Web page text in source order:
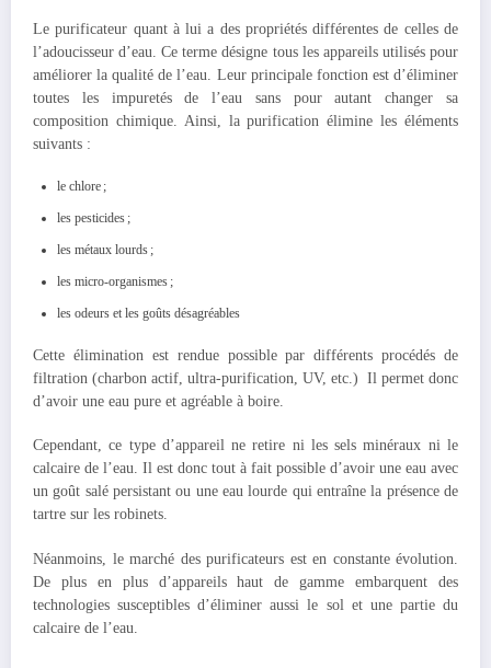
Le purificateur quant à lui a des propriétés différentes de celles de
l’adoucisseur d’eau. Ce terme désigne tous les appareils utilisés pour
améliorer la qualité de l’eau. Leur principale fonction est d’éliminer
toutes les impuretés de l’eau sans pour autant changer sa
composition chimique. Ainsi, la purification élimine les éléments
suivants :
le chlore ;
les pesticides ;
les métaux lourds ;
les micro-organismes ;
les odeurs et les goûts désagréables
Cette élimination est rendue possible par différents procédés de
filtration (charbon actif, ultra-purification, UV, etc.) Il permet donc
d’avoir une eau pure et agréable à boire.
Cependant, ce type d’appareil ne retire ni les sels minéraux ni le
calcaire de l’eau. Il est donc tout à fait possible d’avoir une eau avec
un goût salé persistant ou une eau lourde qui entraîne la présence de
tartre sur les robinets.
Néanmoins, le marché des purificateurs est en constante évolution.
De plus en plus d’appareils haut de gamme embarquent des
technologies susceptibles d’éliminer aussi le sol et une partie du
calcaire de l’eau.